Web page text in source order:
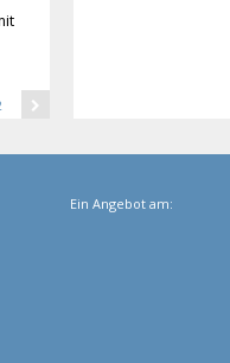
Ein Angebot am: